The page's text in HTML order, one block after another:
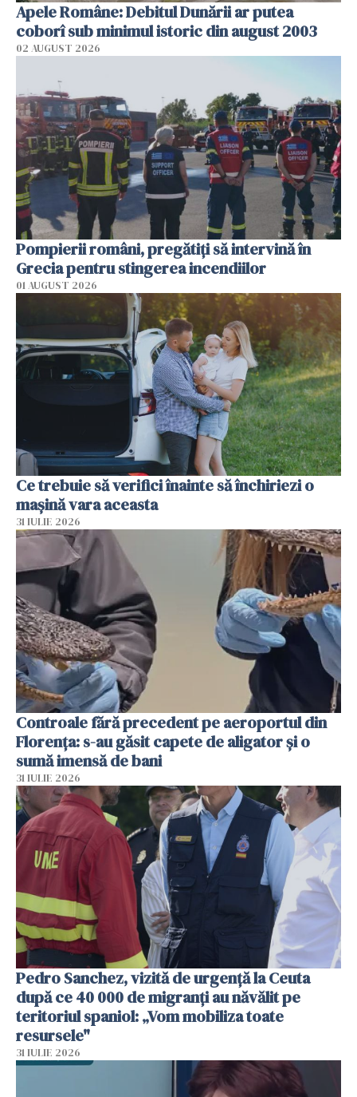
Apele Române: Debitul Dunării ar putea
coborî sub minimul istoric din august 2003
02 AUGUST 2026
Pompierii români, pregătiţi să intervină în
Grecia pentru stingerea incendiilor
01 AUGUST 2026
Ce trebuie să verifici înainte să închiriezi o
mașină vara aceasta
31 IULIE 2026
Controale fără precedent pe aeroportul din
Florența: s-au găsit capete de aligator și o
sumă imensă de bani
31 IULIE 2026
Pedro Sanchez, vizită de urgență la Ceuta
după ce 40 000 de migranți au năvălit pe
teritoriul spaniol: „Vom mobiliza toate
resursele"
31 IULIE 2026